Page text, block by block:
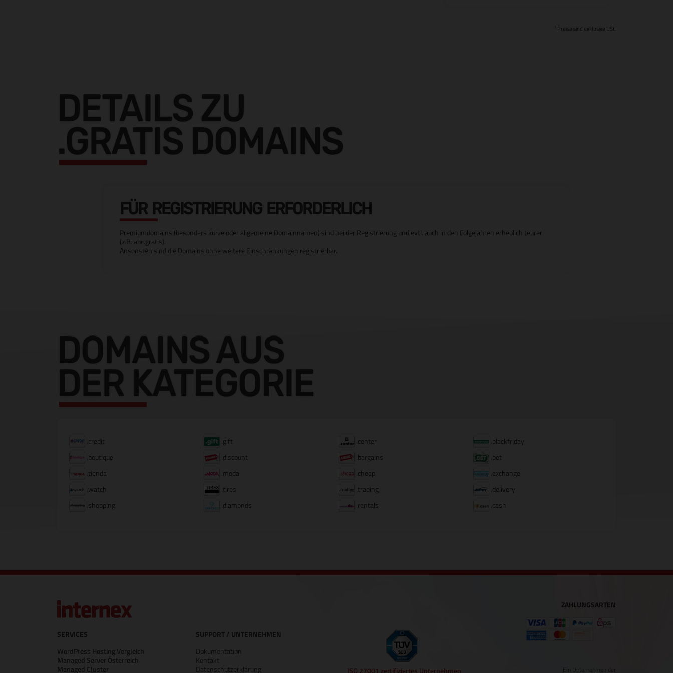
1 Preise sind exklusive USt.
DETAILS ZU
.GRATIS DOMAINS
FÜR REGISTRIERUNG ERFORDERLICH
Premiumdomains (besonders kurze oder allgemeine Domainnamen) sind bei der Registrierung und evtl. auch in den Folgejahren erheblich teurer
(z.B. abc.gratis).
Ansonsten sind die Domains ohne weitere Einschränkungen registrierbar.
DOMAINS AUS
DER KATEGORIE
.credit .gift .center
.blackfriday
.boutique
.discount .bargains
.bet
.tienda
.moda .cheap
.exchange
.watch
.tires .trading
.delivery
.shopping
.diamonds .rentals .cash
SERVICES
WordPress Hosting Vergleich
Managed Server Österreich
Managed Cluster
SUPPORT / UNTERNEHMEN
Dokumentation
Kontakt
Datenschutzerklärung
ISO 27001 zertifiziertes Unternehmen
ZAHLUNGSARTEN
Ein Unternehmen der